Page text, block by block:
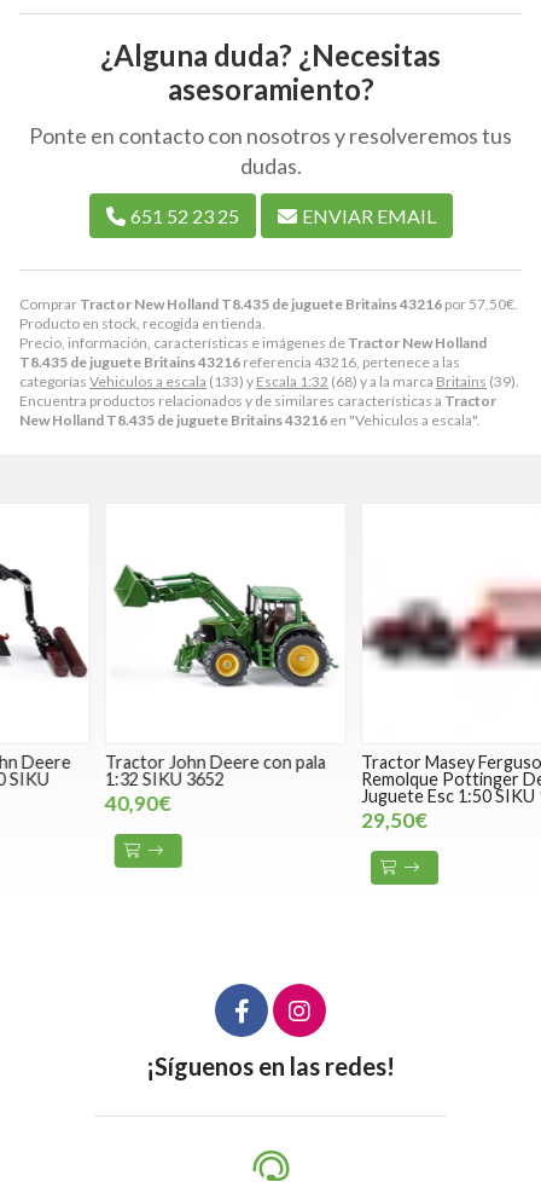
Comprar Tractor New Holland T8.435 de juguete Britains 43216 por 57,50€
Producto en stock, recogida en tienda.
Precio, información, características e imágenes de Tractor New Holland
T8.435 de juguete Britains 43216 referencia 43216, pertenece a las
categorías Vehiculos a escala (133) y Escala 1:32 (68) y a la marca Britains (39).
Encuentra productos relacionados y de similares características a Tractor
New Holland T8.435 de juguete Britains 43216 en "Vehiculos a escala".
¿Alguna duda? ¿Necesitas
asesoramiento?
Ponte en contacto con nosotros y resolveremos tus
dudas.
651 52 23 25 ENVIAR EMAIL
Tractor John Deere con pala
1:32 SIKU 3652
Tractor Masey Ferguson +
Remolque Pottinger De
Juguete Esc 1:50 SIKU 1987
¡Síguenos en las redes!